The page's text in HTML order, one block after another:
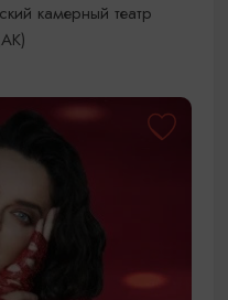
камерный театр